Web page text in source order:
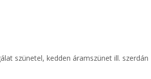
szünetel, kedden áramszünet ill.